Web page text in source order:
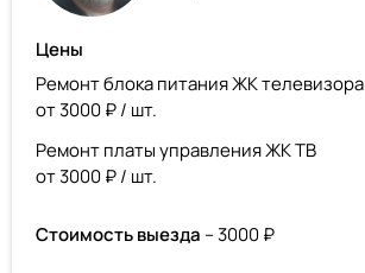
Цены
Ремонт блока питания ЖК телевизора
от 3000 ₽ / шт.
Ремонт платы управления ЖК ТВ
от 3000 ₽ / шт.
Стоимость выезда – 3000 ₽